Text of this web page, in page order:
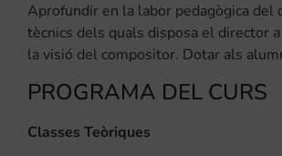
Aprofundir en la labor pedagògica
tècnics dels quals disposa el director
la visió del compositor. Dotar als
PROGRAMA DEL CURS
Classes Teòriques